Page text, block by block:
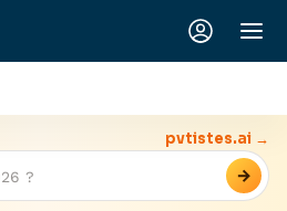
→
pvtistes.ai →